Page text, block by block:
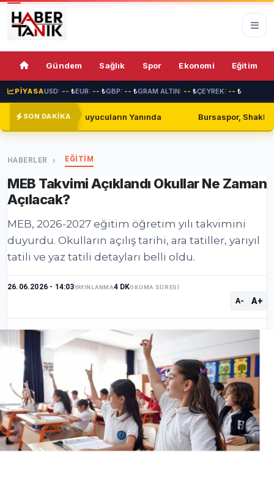
Gündem Sağlık Spor Ekonomi Eğitim
PİYASAUSD: -- ₺EUR: -- ₺GBP: -- ₺GRAM ALTIN: -- ₺ÇEYREK: -- ₺
SON DAKİKA
Yanında Bursaspor, Shakhtar Donetsk ile Golsüz
70%
HABERLER EĞİTİM
MEB Takvimi Açıklandı Okullar Ne Zaman
Açılacak?
MEB, 2026-2027 eğitim öğretim yılı takvimini
duyurdu. Okulların açılış tarihi, ara tatiller, yarıyıl
tatili ve yaz tatili detayları belli oldu.
26.06.2026 - 14:03YAYINLANMA4 DKOKUMA SÜRESİ
A- A+